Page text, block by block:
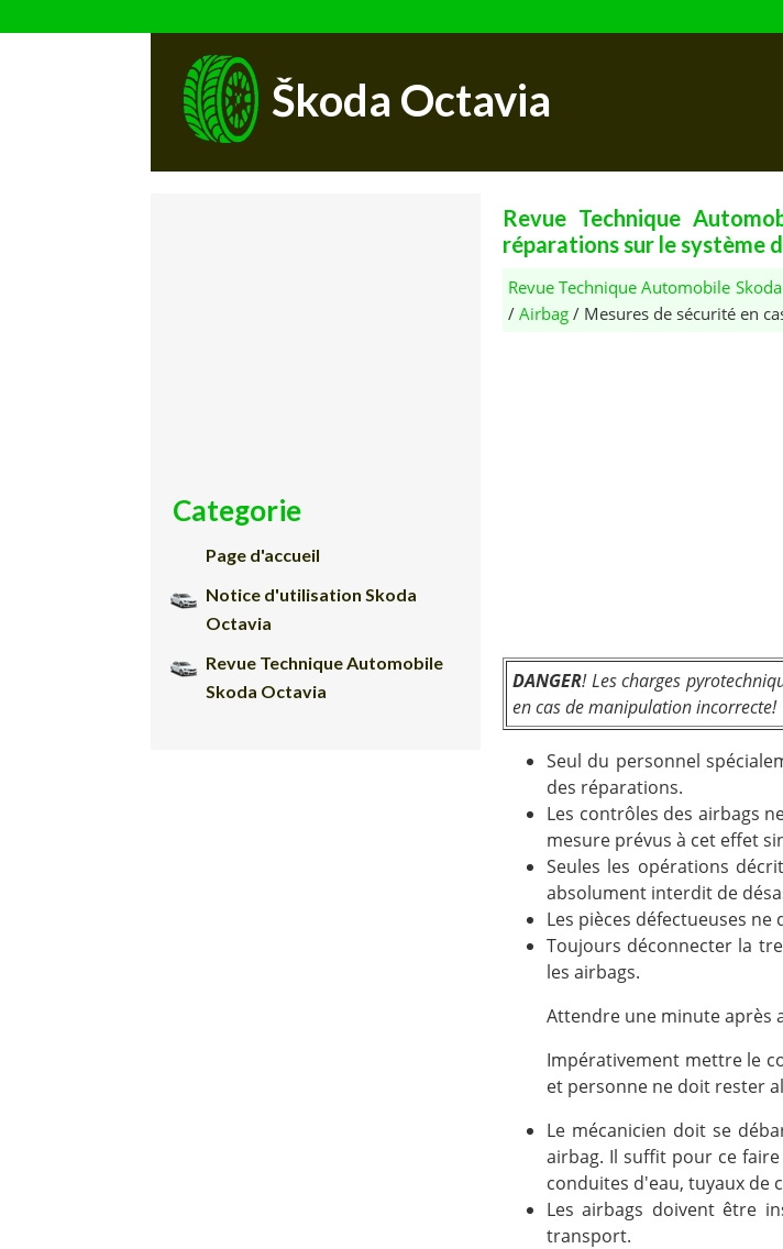
Škoda Octavia
Revue Technique
réparations sur le système
Revue Technique Automobile
/ Airbag / Mesures de sécurité en
DANGER! Les charges
en cas de manipulation incorrecte!
Seul du personnel
des réparations.
Les contrôles des airbags
mesure prévus à cet effet
Seules les opérations
absolument interdit de
Les pièces défectueuses
Toujours déconnecter la
les airbags.
Attendre une minute après
Impérativement mettre le
et personne ne doit rester
Le mécanicien doit se
airbag. Il suffit pour ce
conduites d'eau, tuyaux de
Les airbags doivent être
transport.
Categorie
Page d'accueil
Notice d'utilisation Skoda
Octavia
Revue Technique Automobile
Skoda Octavia